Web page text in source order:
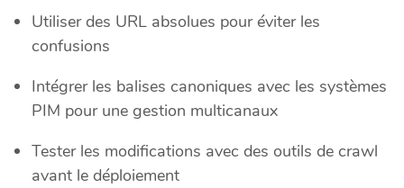
Utiliser des URL absolues pour éviter les
confusions
Intégrer les balises canoniques avec les systèmes
PIM pour une gestion multicanaux
Tester les modifications avec des outils de crawl
avant le déploiement